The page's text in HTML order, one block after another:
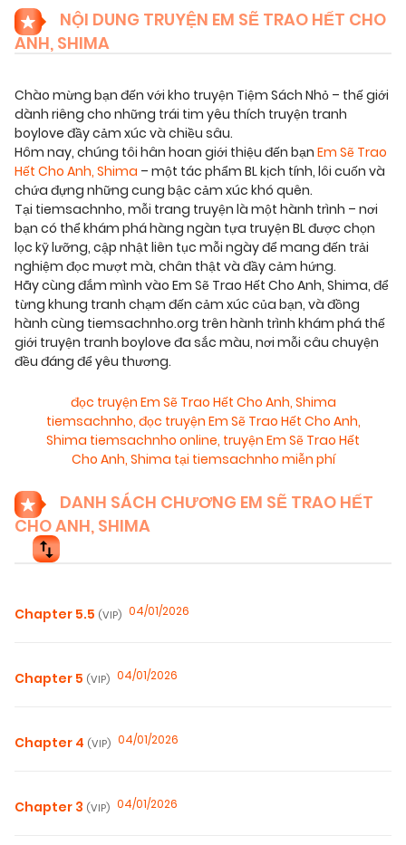
NỘI DUNG TRUYỆN EM SẼ TRAO HẾT CHO
ANH, SHIMA
Chào mừng bạn đến với kho truyện Tiệm Sách Nhỏ – thế giới
dành riêng cho những trái tim yêu thích truyện tranh
boylove đầy cảm xúc và chiều sâu.
Hôm nay, chúng tôi hân hoan giới thiệu đến bạn Em Sẽ Trao
Hết Cho Anh, Shima – một tác phẩm BL kịch tính, lôi cuốn và
chứa đựng những cung bậc cảm xúc khó quên.
Tại tiemsachnho, mỗi trang truyện là một hành trình – nơi
bạn có thể khám phá hàng ngàn tựa truyện BL được chọn
lọc kỹ lưỡng, cập nhật liên tục mỗi ngày để mang đến trải
nghiệm đọc mượt mà, chân thật và đầy cảm hứng.
Hãy cùng đắm mình vào Em Sẽ Trao Hết Cho Anh, Shima, để
từng khung tranh chạm đến cảm xúc của bạn, và đồng
hành cùng tiemsachnho.org trên hành trình khám phá thế
giới truyện tranh boylove đa sắc màu, nơi mỗi câu chuyện
đều đáng để yêu thương.
đọc truyện Em Sẽ Trao Hết Cho Anh, Shima
tiemsachnho, đọc truyện Em Sẽ Trao Hết Cho Anh,
Shima tiemsachnho online, truyện Em Sẽ Trao Hết
Cho Anh, Shima tại tiemsachnho miễn phí
DANH SÁCH CHƯƠNG EM SẼ TRAO HẾT
CHO ANH, SHIMA
Chapter 5.5 (VIP) 04/01/2026
Chapter 5 (VIP) 04/01/2026
Chapter 4 (VIP) 04/01/2026
Chapter 3 (VIP) 04/01/2026